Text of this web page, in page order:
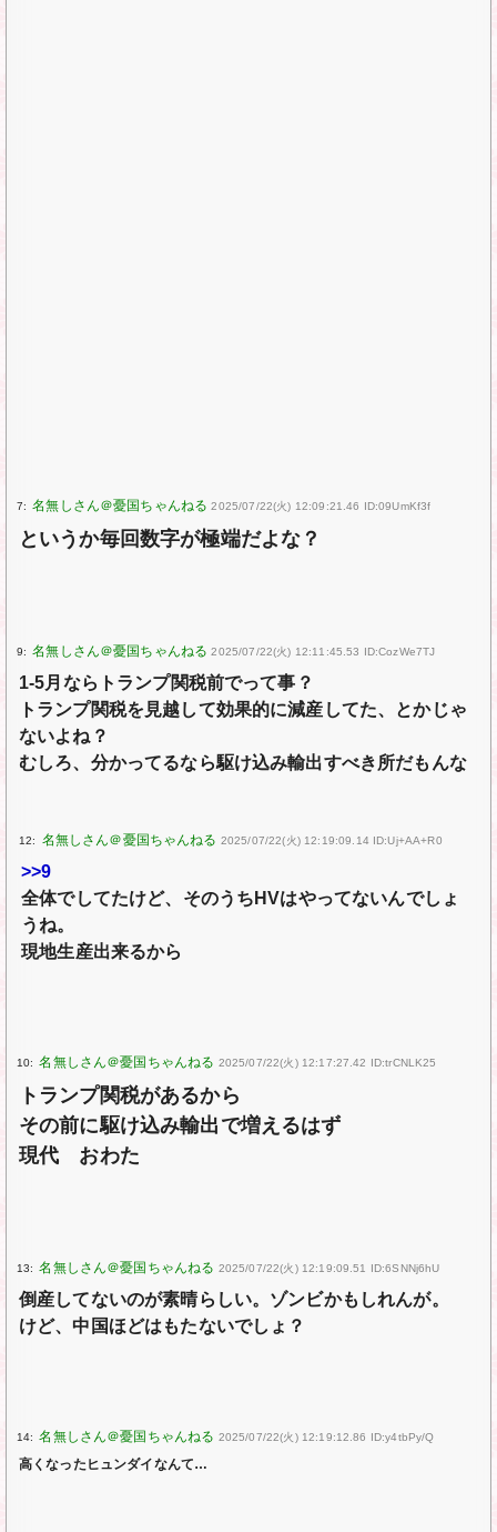
7: 2025/07/22(火) 12:09:21.46 ID:09UmKf3f
というか毎回数字が極端だよな？
9: 2025/07/22(火) 12:11:45.53 ID:CozWe7TJ
1-5月ならトランプ関税前でって事？
トランプ関税を見越して効果的に減産してた、とかじゃ
ないよね？
むしろ、分かってるなら駆け込み輸出すべき所だもんな
12: 2025/07/22(火) 12:19:09.14 ID:Uj+AA+R0
>>9
全体でしてたけど、そのうちHVはやってないんでしょ
うね。
現地生産出来るから
10: 2025/07/22(火) 12:17:27.42 ID:trCNLK25
トランプ関税があるから
その前に駆け込み輸出で増えるはず
現代 おわた
13: 2025/07/22(火) 12:19:09.51 ID:6SNNj6hU
倒産してないのが素晴らしい。ゾンビかもしれんが。
けど、中国ほどはもたないでしょ？
14: 2025/07/22(火) 12:19:12.86 ID:y4tbPy/Q
高くなったヒュンダイなんて…